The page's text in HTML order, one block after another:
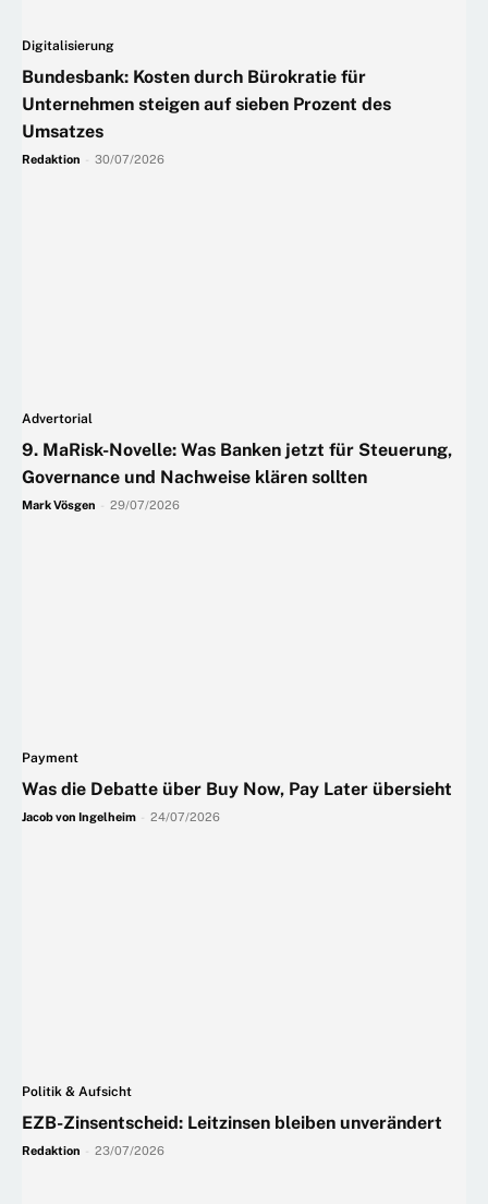
Digitalisierung
Bundesbank: Kosten durch Bürokratie für
Unternehmen steigen auf sieben Prozent des
Umsatzes
Redaktion 30/07/2026
Advertorial
9. MaRisk-Novelle: Was Banken jetzt für Steuerung,
Governance und Nachweise klären sollten
Mark Vösgen 29/07/2026
Payment
Was die Debatte über Buy Now, Pay Later übersieht
Jacob von Ingelheim 24/07/2026
Politik & Aufsicht
EZB-Zinsentscheid: Leitzinsen bleiben unverändert
Redaktion 23/07/2026